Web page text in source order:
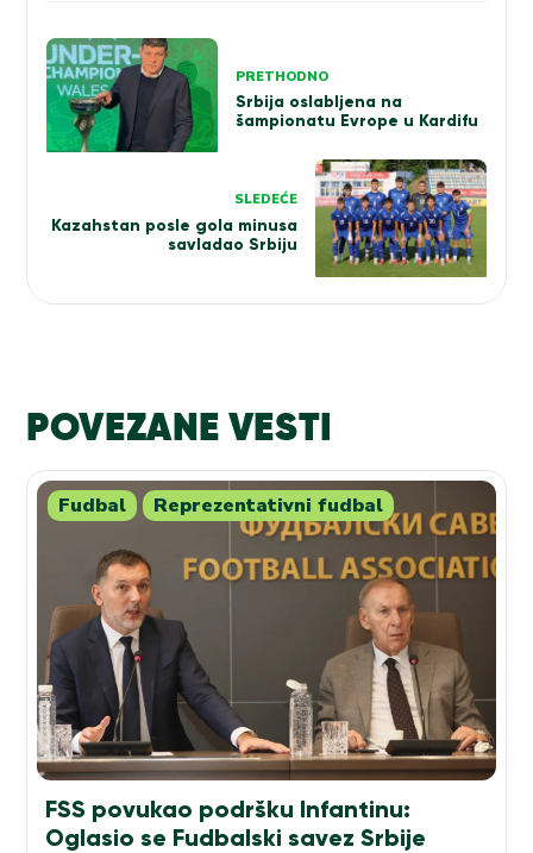
Kretanje
članka
PRETHODNO
Srbija oslabljena na
šampionatu Evrope u Kardifu
SLEDEĆE
Kazahstan posle gola minusa
savladao Srbiju
POVEZANE VESTI
Fudbal Reprezentativni fudbal
FSS povukao podršku Infantinu:
Oglasio se Fudbalski savez Srbije